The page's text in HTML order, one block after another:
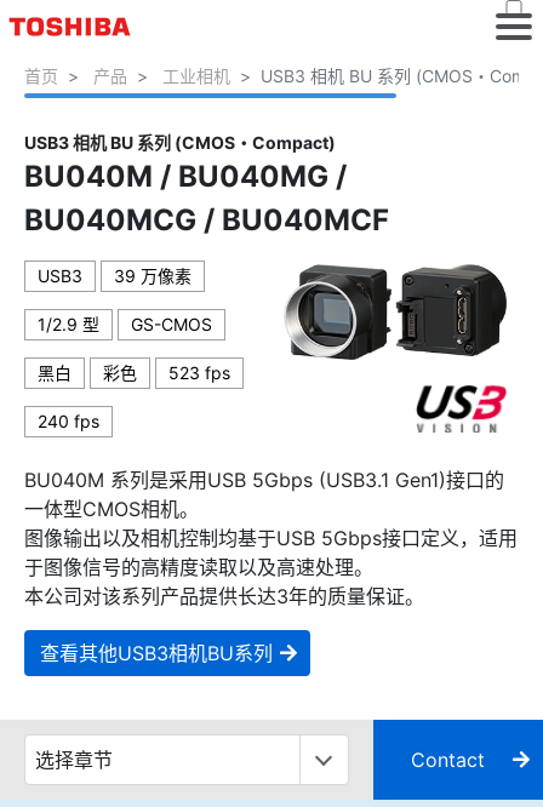
首页 产品 工业相机 USB3 相机 BU 系列 (CMOS・
USB3 相机 BU 系列 (CMOS・Compact)
BU040M / BU040MG /
BU040MCG / BU040MCF
USB3 39 万像素
1/2.9 型 GS-CMOS
黑白 彩色 523 fps
240 fps
BU040M 系列是采用USB 5Gbps (USB3.1 Gen1)接口的
一体型CMOS相机。
图像输出以及相机控制均基于USB 5Gbps接口定义，适用
于图像信号的高精度读取以及高速处理。
本公司对该系列产品提供长达3年的质量保证。
查看其他USB3相机BU系列
Contact